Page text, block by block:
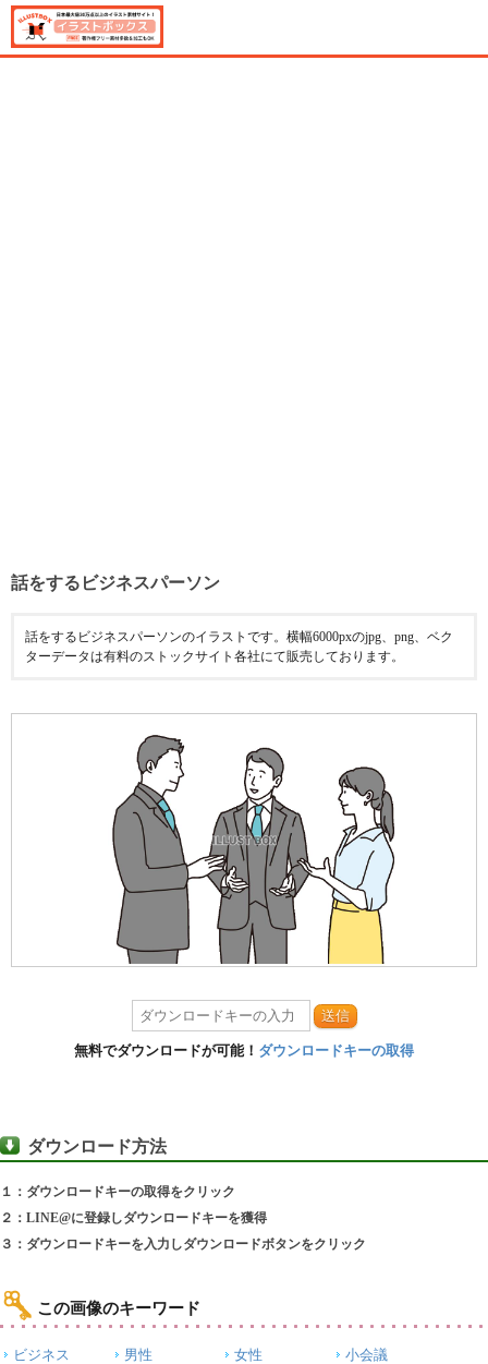
話をするビジネスパーソン
話をするビジネスパーソンのイラストです。横幅6000pxのjpg、png、ベク
ターデータは有料のストックサイト各社にて販売しております。
送信
無料でダウンロードが可能！ ダウンロードキーの取得
ダウンロード方法
１：ダウンロードキーの取得をクリック
２：LINE@に登録しダウンロードキーを獲得
３：ダウンロードキーを入力しダウンロードボタンをクリック
この画像のキーワード
ビジネス 男性 女性
小会議